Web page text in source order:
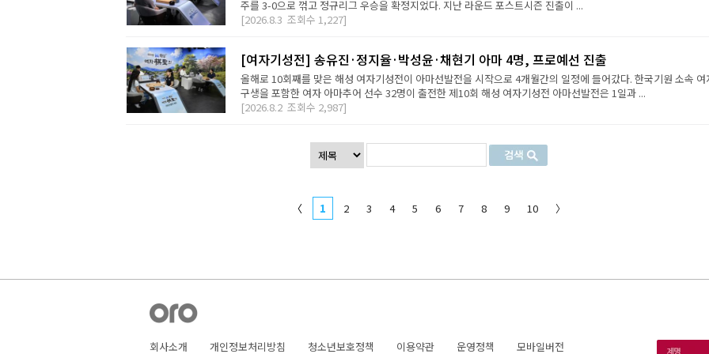
주를 3-0으로 꺾고 정규리그 우승을 확정지었다. 지난 라운드 포스트시즌 진출이 ...
[2026.8.3 조회수 1,227]
[여자기성전] 송유진·정지율·박성윤·채현기 아마 4명, 프로예선 진출
올해로 10회째를 맞은 해성 여자기성전이 아마선발전을 시작으로 4개월간의 일정에 들어갔다. 한국기원 소속 여
구생을 포함한 여자 아마추어 선수 32명이 출전한 제10회 해성 여자기성전 아마선발전은 1일과 ...
[2026.8.2 조회수 2,987]
〈 1 2 3 4 5 6 7 8 9 10 〉
회사소개 개인정보처리방침 청소년보호정책 이용약관 운영정책 모바일버전